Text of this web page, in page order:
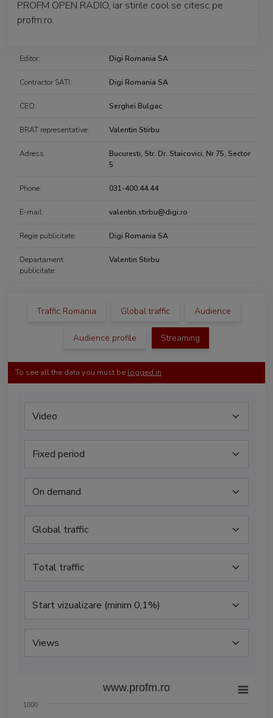
PROFM OPEN RADIO, iar stirile cool se citesc pe
profm.ro.
Editor: Digi Romania SA
Contractor SATI: Digi Romania SA
CEO: Serghei Bulgac
BRAT representative: Valentin Stirbu
Adress
Bucuresti, Str. Dr. Staicovici, Nr 75, Sector
5
Phone: 031-400.44.44
E-mail: valentin.stirbu@digi.ro
Regie publicitate: Digi Romania SA
Departament
publicitate:
Valentin Stirbu
Traffic Romania Global traffic Audience
Audience profile Streaming
To see all the data you must be logged in
www.profm.ro
1000